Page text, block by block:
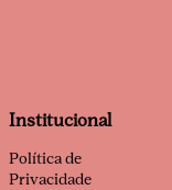
Institucional
Política de
Privacidade